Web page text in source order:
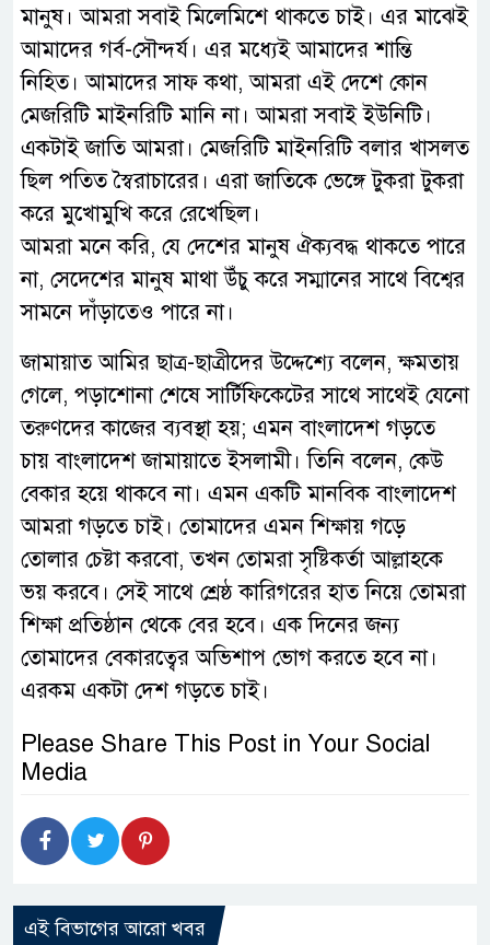
মানুষ। আমরা সবাই মিলেমিশে থাকতে চাই। এর মাঝেই
আমাদের গর্ব-সৌন্দর্য। এর মধ্যেই আমাদের শান্তি
নিহিত। আমাদের সাফ কথা, আমরা এই দেশে কোন
মেজরিটি মাইনরিটি মানি না। আমরা সবাই ইউনিটি।
একটাই জাতি আমরা। মেজরিটি মাইনরিটি বলার খাসলত
ছিল পতিত স্বৈরাচারের। এরা জাতিকে ভেঙ্গে টুকরা টুকরা
করে মুখোমুখি করে রেখেছিল।
আমরা মনে করি, যে দেশের মানুষ ঐক্যবদ্ধ থাকতে পারে
না, সেদেশের মানুষ মাথা উঁচু করে সম্মানের সাথে বিশ্বের
সামনে দাঁড়াতেও পারে না।
জামায়াত আমির ছাত্র-ছাত্রীদের উদ্দেশ্যে বলেন, ক্ষমতায়
গেলে, পড়াশোনা শেষে সার্টিফিকেটের সাথে সাথেই যেনো
তরুণদের কাজের ব্যবস্থা হয়; এমন বাংলাদেশ গড়তে
চায় বাংলাদেশ জামায়াতে ইসলামী। তিনি বলেন, কেউ
বেকার হয়ে থাকবে না। এমন একটি মানবিক বাংলাদেশ
আমরা গড়তে চাই। তোমাদের এমন শিক্ষায় গড়ে
তোলার চেষ্টা করবো, তখন তোমরা সৃষ্টিকর্তা আল্লাহকে
ভয় করবে। সেই সাথে শ্রেষ্ঠ কারিগরের হাত নিয়ে তোমরা
শিক্ষা প্রতিষ্ঠান থেকে বের হবে। এক দিনের জন্য
তোমাদের বেকারত্বের অভিশাপ ভোগ করতে হবে না।
এরকম একটা দেশ গড়তে চাই।
Please Share This Post in Your Social
Media
এই বিভাগের আরো খবর